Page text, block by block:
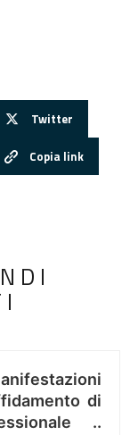
Twitter
Copia link
di
..